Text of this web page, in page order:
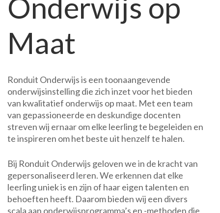
Onderwijs op
Maat
Ronduit Onderwijs is een toonaangevende
onderwijsinstelling die zich inzet voor het bieden
van kwalitatief onderwijs op maat. Met een team
van gepassioneerde en deskundige docenten
streven wij ernaar om elke leerling te begeleiden en
te inspireren om het beste uit henzelf te halen.
Bij Ronduit Onderwijs geloven we in de kracht van
gepersonaliseerd leren. We erkennen dat elke
leerling uniek is en zijn of haar eigen talenten en
behoeften heeft. Daarom bieden wij een divers
scala aan onderwijsprogramma’s en -methoden die